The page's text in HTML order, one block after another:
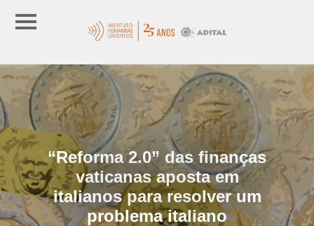
“Reforma 2.0” das finanças
vaticanas aposta em
italianos para resolver um
problema italiano